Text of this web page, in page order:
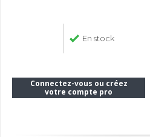
En stock
Connectez-vous ou créez
votre compte pro